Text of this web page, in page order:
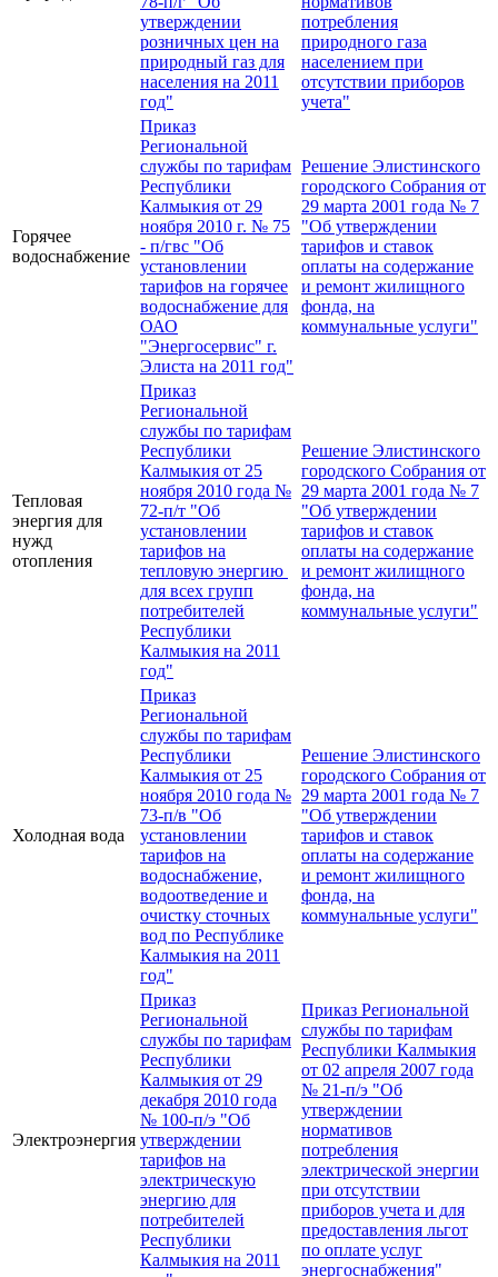
утверждении
розничных цен на
природный газ для
населения на 2011
год"
потребления
природного газа
населением при
отсутствии приборов
учета"
Горячее
водоснабжение
Приказ
Региональной
службы по тарифам
Республики
Калмыкия от 29
ноября 2010 г. № 75
- п/гвс "Об
установлении
тарифов на горячее
водоснабжение для
ОАО
"Энергосервис" г.
Элиста на 2011 год"
Решение Элистинского
городского Собрания от
29 марта 2001 года № 7
"Об утверждении
тарифов и ставок
оплаты на содержание
и ремонт жилищного
фонда, на
коммунальные услуги"
Тепловая
энергия для
нужд
отопления
Приказ
Региональной
службы по тарифам
Республики
Калмыкия от 25
ноября 2010 года №
72-п/т "Об
установлении
тарифов на
тепловую энергию
для всех групп
потребителей
Республики
Калмыкия на 2011
год"
Решение Элистинского
городского Собрания от
29 марта 2001 года № 7
"Об утверждении
тарифов и ставок
оплаты на содержание
и ремонт жилищного
фонда, на
коммунальные услуги"
Холодная вода
Приказ
Региональной
службы по тарифам
Республики
Калмыкия от 25
ноября 2010 года №
73-п/в "Об
установлении
тарифов на
водоснабжение,
водоотведение и
очистку сточных
вод по Республике
Калмыкия на 2011
год"
Решение Элистинского
городского Собрания от
29 марта 2001 года № 7
"Об утверждении
тарифов и ставок
оплаты на содержание
и ремонт жилищного
фонда, на
коммунальные услуги"
Электроэнергия
Приказ
Региональной
службы по тарифам
Республики
Калмыкия от 29
декабря 2010 года
№ 100-п/э "Об
утверждении
тарифов на
электрическую
энергию для
потребителей
Республики
Калмыкия на 2011
Приказ Региональной
службы по тарифам
Республики Калмыкия
от 02 апреля 2007 года
№ 21-п/э "Об
утверждении
нормативов
потребления
электрической энергии
при отсутствии
приборов учета и для
предоставления льгот
по оплате услуг
энергоснабжения"